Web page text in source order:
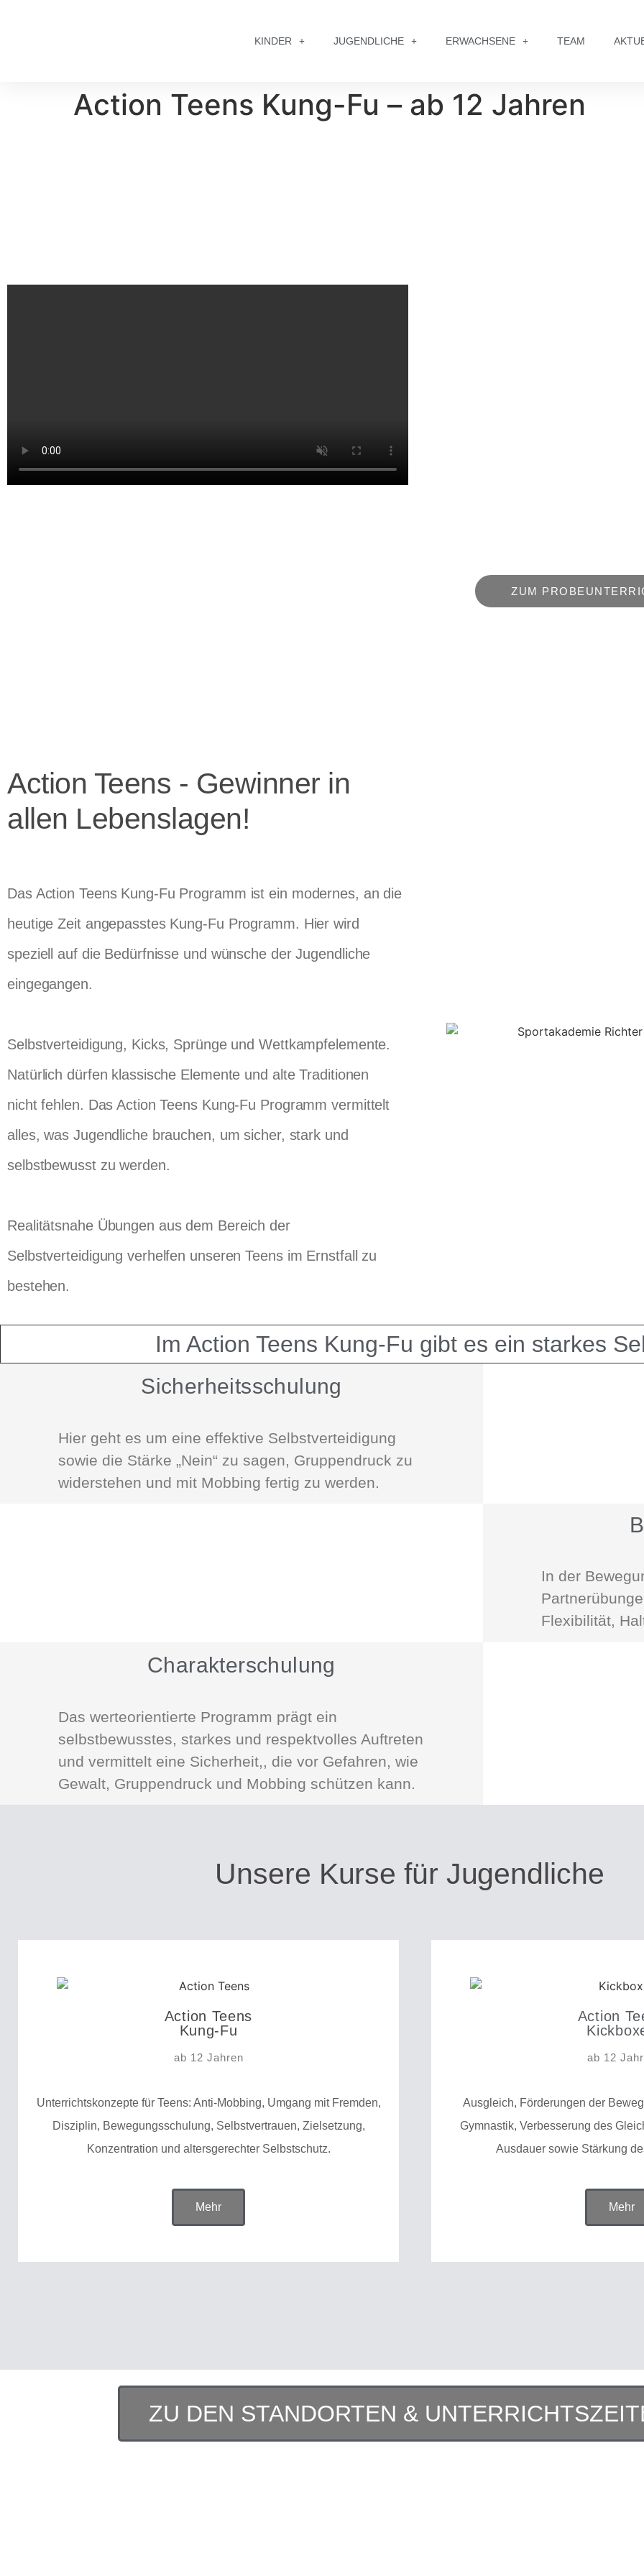
KINDER JUGENDLICHE ERWACHSENE TEAM
Action Teens Kung-Fu – ab 12 Jahren
ZUM
Action Teens - Gewinner in
allen Lebenslagen!
Das Action Teens Kung-Fu Programm ist ein modernes, an die
heutige Zeit angepasstes Kung-Fu Programm. Hier wird
speziell auf die Bedürfnisse und wünsche der Jugendliche
eingegangen.
Selbstverteidigung, Kicks, Sprünge und Wettkampfelemente.
Natürlich dürfen klassische Elemente und alte Traditionen
nicht fehlen. Das Action Teens Kung-Fu Programm vermittelt
alles, was Jugendliche brauchen, um sicher, stark und
selbstbewusst zu werden.
Realitätsnahe Übungen aus dem Bereich der
Selbstverteidigung verhelfen unseren Teens im Ernstfall zu
bestehen.
Im Action Teens Kung-Fu gibt es ein starkes
Sicherheitsschulung
Hier geht es um eine effektive Selbstverteidigung
sowie die Stärke „Nein“ zu sagen, Gruppendruck zu
widerstehen und mit Mobbing fertig zu werden.
In der
Flexibilität,
Charakterschulung
Das werteorientierte Programm prägt ein
selbstbewusstes, starkes und respektvolles Auftreten
und vermittelt eine Sicherheit,, die vor Gefahren, wie
Gewalt, Gruppendruck und Mobbing schützen kann.
Unsere Kurse für Jugendliche
Action Teens
Kung-Fu
ab 12 Jahren
Unterrichtskonzepte für Teens: Anti-Mobbing, Umgang mit Fremden,
Disziplin, Bewegungsschulung, Selbstvertrauen, Zielsetzung,
Konzentration und altersgerechter Selbstschutz.
Mehr
Action
ab 12
Ausgleich, Förderungen der
Gymnastik, Verbesserung des
Ausdauer sowie Stärkung
Mehr
ZU DEN STANDORTEN &